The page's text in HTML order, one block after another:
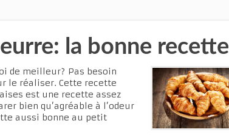
la bonne recette
de meilleur? Pas besoin
le réaliser. Cette recette
est une recette assez
bien qu’agréable à l’odeur
aussi bonne au petit